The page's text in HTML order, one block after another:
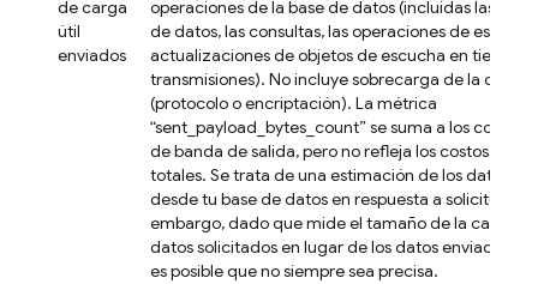
de carga
útil
enviados
operaciones de la base de datos (incluidas las
de datos, las consultas, las operaciones de
actualizaciones de objetos de escucha en tiempo
transmisiones). No incluye sobrecarga de la
(protocolo o encriptación). La métrica
“sent_payload_bytes_count” se suma a los costos
de banda de salida, pero no refleja los costos
totales. Se trata de una estimación de los datos
desde tu base de datos en respuesta a solicitudes.
embargo, dado que mide el tamaño de la carga
datos solicitados en lugar de los datos enviados
es posible que no siempre sea precisa.